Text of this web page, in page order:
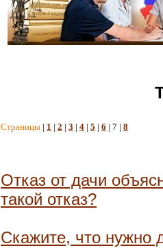
Страницы | 1 | 2 | 3 | 4 | 5 | 6 | 7 | 8
Отказ от дачи
такой отказ?
Скажите, что нужно